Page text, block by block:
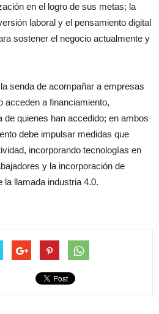
en el logro de sus metas; la
laboral y el pensamiento digital
sostener el negocio actualmente y
senda de acompañar a empresas
acceden a financiamiento,
de quienes han accedido; en ambos
debe impulsar medidas que
incorporando tecnologías en
y la incorporación de
la llamada industria 4.0.